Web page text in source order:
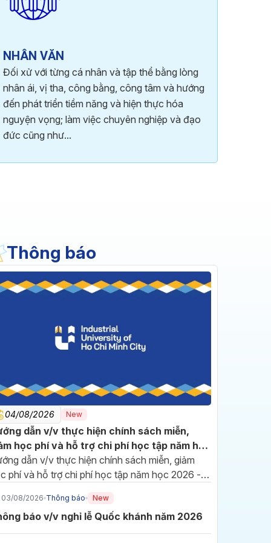
NHÂN VĂN
Đối xử với từng cá nhân và tập thể bằng lòng
nhân ái, vị tha, công bằng, công tâm và hướng
đến phát triển tiềm năng và hiện thực hóa
nguyện vọng; làm việc chuyên nghiệp và đạo
đức cũng như...
Đảng bộ IUH sơ kết 6
tháng đầu năm, phát động
thi đua hoàn thành nhiệm
vụ năm 2026
Hướng đến cột mốc 70 năm
xây dựng và phát triển, Đảng
bộ Trường Đại học Công
nghiệp TP.HCM (IUH) tiếp tục
đổi mới phương thức lãnh đạo,
phát huy tinh thần đoàn kết để
10/07/2026
Thông báo
04/08/2026 New
dẫn v/v thực hiện chính sách miễn,
học phí và hỗ trợ chi phí học tập năm học
- 2027
dẫn v/v thực hiện chính sách miễn, giảm
phí và hỗ trợ chi phí học tập năm học 2026 -
03/08/2026 Thông báo New
báo v/v nghỉ lễ Quốc khánh năm 2026